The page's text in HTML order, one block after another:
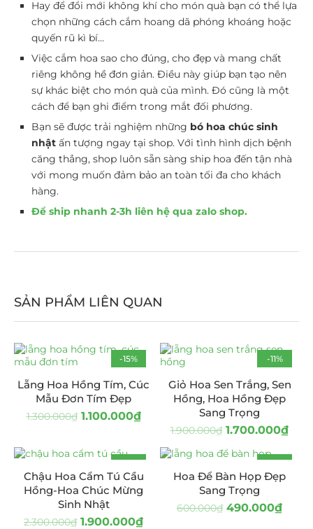
Hay để đổi mới không khí cho món quà bạn có thể lựa
chọn những cách cắm hoang dã phóng khoáng hoặc
quyến rũ kì bí…
Việc cắm hoa sao cho đúng, cho đẹp và mang chất
riêng không hề đơn giản. Điều này giúp bạn tạo nên
sự khác biệt cho món quà của mình. Đó cũng là một
cách để bạn ghi điểm trong mắt đối phương.
Bạn sẽ được trải nghiệm những bó hoa chúc sinh
nhật ấn tượng ngay tại shop. Với tình hình dịch bệnh
căng thẳng, shop luôn sẵn sàng ship hoa đến tận nhà
với mong muốn đảm bảo an toàn tối đa cho khách
hàng.
Để ship nhanh 2-3h liên hệ qua zalo shop.
SẢN PHẨM LIÊN QUAN
-15%
HOT
Lẵng Hoa Hồng Tím, Cúc
Mẫu Đơn Tím Đẹp
1.300.000₫ 1.100.000₫
-11%
Giỏ Hoa Sen Trắng, Sen
Hồng, Hoa Hồng Đẹp
Sang Trọng
1.900.000₫ 1.700.000₫
-17%
Chậu Hoa Cẩm Tú Cầu
Hồng-Hoa Chúc Mừng
Sinh Nhật
2.300.000₫ 1.900.000₫
-18%
Hoa Để Bàn Họp Đẹp
Sang Trọng
600.000₫ 490.000₫